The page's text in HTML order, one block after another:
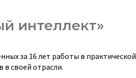
интеллект»
за 16 лет работы в практической
в своей отрасли.